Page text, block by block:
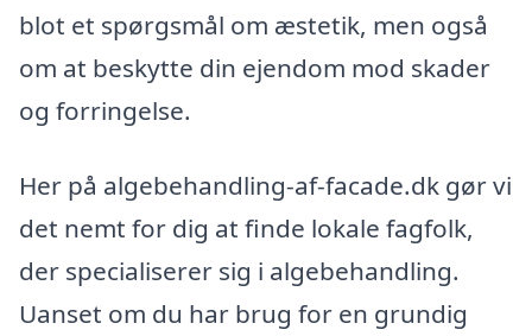
blot et spørgsmål om æstetik, men også
om at beskytte din ejendom mod skader
og forringelse.
Her på algebehandling-af-facade.dk gør vi
det nemt for dig at finde lokale fagfolk,
der specialiserer sig i algebehandling.
Uanset om du har brug for en grundig